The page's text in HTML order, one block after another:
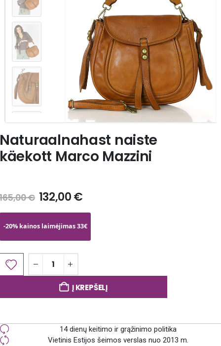
Naturaalnahast naiste
käekott Marco Mazzini
165,00€ 132,00€
-20% kainos laimėjimas 33€
Į KREPŠELĮ
14 dienų keitimo ir grąžinimo politika
Vietinis Estijos šeimos verslas nuo 2013 m.